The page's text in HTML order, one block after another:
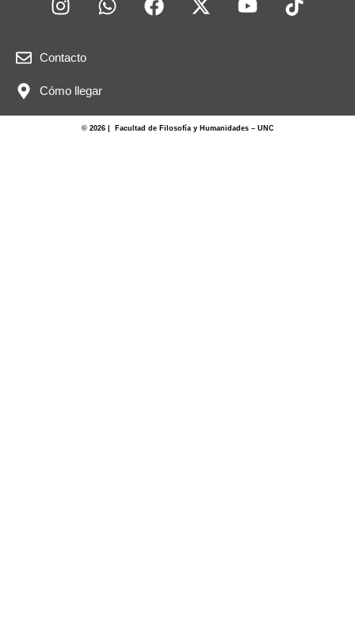
Contacto
Cómo llegar
© 2026 | Facultad de Filosofía y Humanidades – UNC